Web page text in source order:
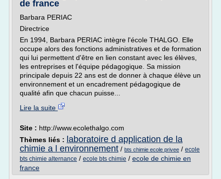
de france
Barbara PERIAC
Directrice
En 1994, Barbara PERIAC intègre l'école THALGO. Elle
occupe alors des fonctions administratives et de formation
qui lui permettent d'être en lien constant avec les élèves,
les entreprises et l'équipe pédagogique. Sa mission
principale depuis 22 ans est de donner à chaque élève un
environnement et un encadrement pédagogique de
qualité afin que chacun puisse...
Lire la suite
Site : http://www.ecolethalgo.com
Thèmes liés : laboratoire d application de la
chimie a l environnement / bts chimie ecole privee / ecole
bts chimie alternance / ecole bts chimie / ecole de chimie en
france